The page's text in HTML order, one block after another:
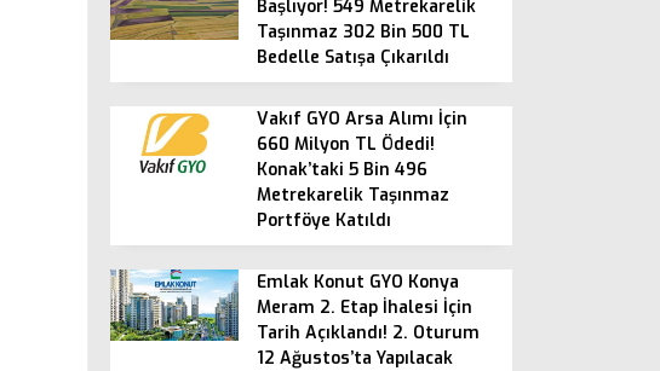
Başlıyor! 549 Metrekarelik
Taşınmaz 302 Bin 500 TL
Bedelle Satışa Çıkarıldı
Vakıf GYO Arsa Alımı İçin
660 Milyon TL Ödedi!
Konak’taki 5 Bin 496
Metrekarelik Taşınmaz
Portföye Katıldı
Emlak Konut GYO Konya
Meram 2. Etap İhalesi İçin
Tarih Açıklandı! 2. Oturum
12 Ağustos’ta Yapılacak